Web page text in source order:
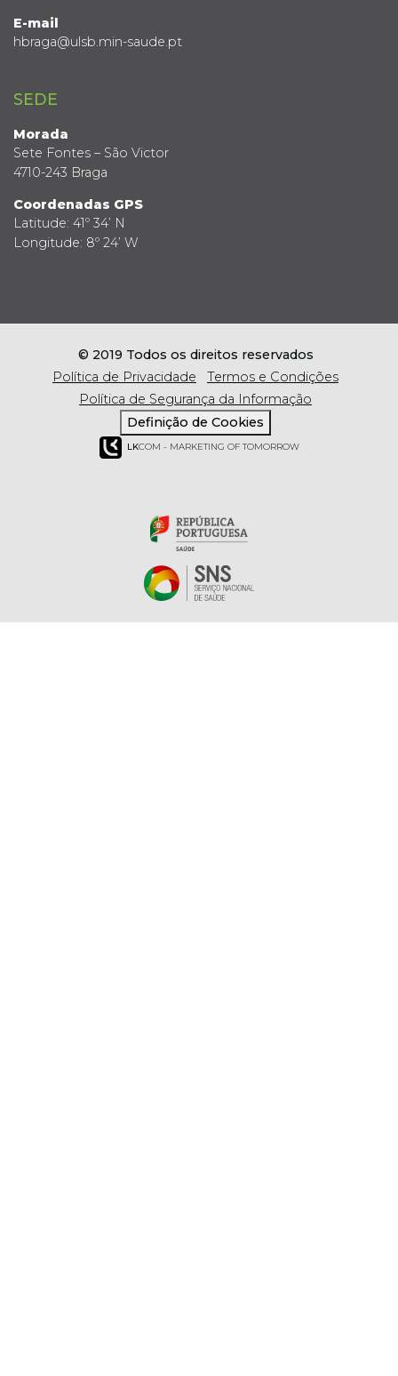
E-mail
hbraga@ulsb.min-saude.pt
SEDE
Morada
Sete Fontes – São Victor
4710-243 Braga
Coordenadas GPS
Latitude: 41º 34’ N
Longitude: 8º 24’ W
© 2019 Todos os direitos reservados
Política de Privacidade
Termos e Condições
Política de Segurança da Informação
Definição de Cookies
LKCOM - MARKETING OF TOMORROW